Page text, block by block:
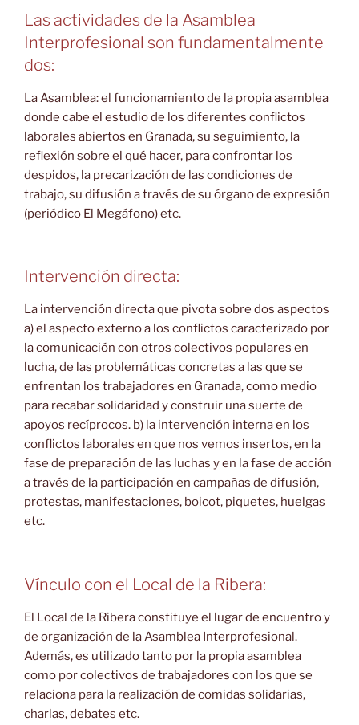
Las actividades de la Asamblea
Interprofesional son fundamentalmente
dos:
La Asamblea: el funcionamiento de la propia asamblea
donde cabe el estudio de los diferentes conflictos
laborales abiertos en Granada, su seguimiento, la
reflexión sobre el qué hacer, para confrontar los
despidos, la precarización de las condiciones de
trabajo, su difusión a través de su órgano de expresión
(periódico El Megáfono) etc.
Intervención directa:
La intervención directa que pivota sobre dos aspectos
a) el aspecto externo a los conflictos caracterizado por
la comunicación con otros colectivos populares en
lucha, de las problemáticas concretas a las que se
enfrentan los trabajadores en Granada, como medio
para recabar solidaridad y construir una suerte de
apoyos recíprocos. b) la intervención interna en los
conflictos laborales en que nos vemos insertos, en la
fase de preparación de las luchas y en la fase de acción
a través de la participación en campañas de difusión,
protestas, manifestaciones, boicot, piquetes, huelgas
etc.
Vínculo con el Local de la Ribera:
El Local de la Ribera constituye el lugar de encuentro y
de organización de la Asamblea Interprofesional.
Además, es utilizado tanto por la propia asamblea
como por colectivos de trabajadores con los que se
relaciona para la realización de comidas solidarias,
charlas, debates etc.